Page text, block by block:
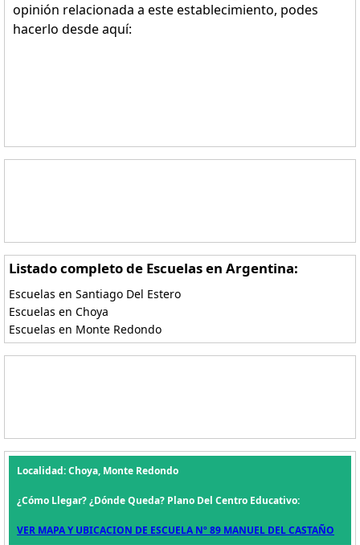
opinión relacionada a este establecimiento, podes
hacerlo desde aquí:
Listado completo de Escuelas en Argentina:
Escuelas en Santiago Del Estero
Escuelas en Choya
Escuelas en Monte Redondo
Localidad: Choya, Monte Redondo
¿Cómo Llegar? ¿Dónde Queda? Plano Del Centro Educativo:
VER MAPA Y UBICACION DE ESCUELA Nº 89 MANUEL DEL CASTAÑO